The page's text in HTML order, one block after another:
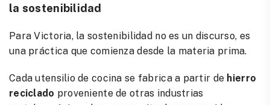
la sostenibilidad
Para Victoria, la sostenibilidad no es un discurso, es
una práctica que comienza desde la materia prima.
Cada utensilio de cocina se fabrica a partir de hierro
reciclado proveniente de otras industrias